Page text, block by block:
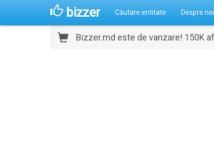
bizzer Căutare entitate Despre noi
Bizzer.md este de vanzare! 150K